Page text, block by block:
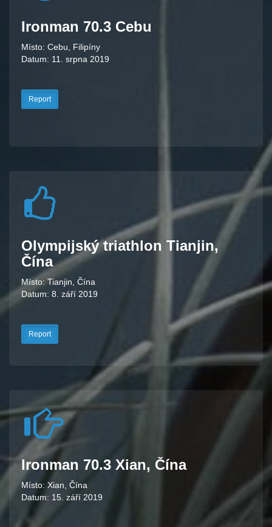
Ironman 70.3 Cebu
Místo: Cebu, Filipíny
Datum: 11. srpna 2019
Report
Olympijský triathlon Tianjin,
Čína
Místo: Tianjin, Čína
Datum: 8. září 2019
Report
Ironman 70.3 Xian, Čína
Místo: Xian, Čína
Datum: 15. září 2019